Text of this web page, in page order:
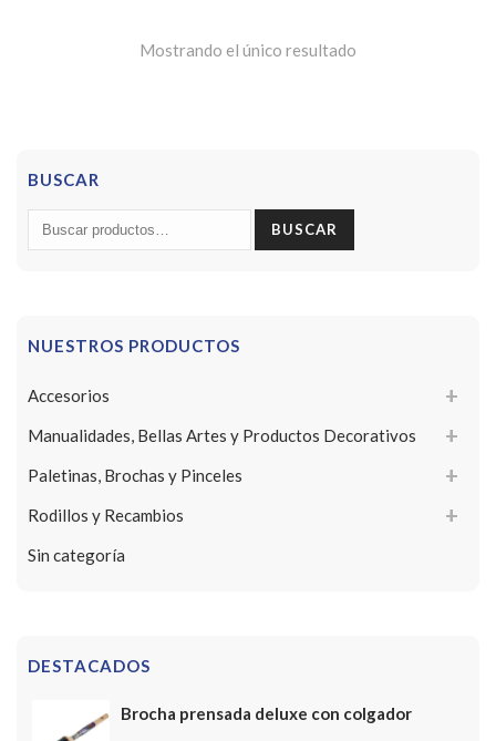
Mostrando el único resultado
BUSCAR
Buscar
por:
BUSCAR
NUESTROS PRODUCTOS
Accesorios
Manualidades, Bellas Artes y Productos Decorativos
Paletinas, Brochas y Pinceles
Rodillos y Recambios
Sin categoría
DESTACADOS
Brocha prensada deluxe con colgador